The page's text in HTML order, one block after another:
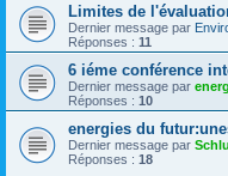
Limites de
Dernier message par
Réponses : 11
6 iéme conférence
Dernier message par
Réponses : 10
energies du
Dernier message par
Réponses : 18